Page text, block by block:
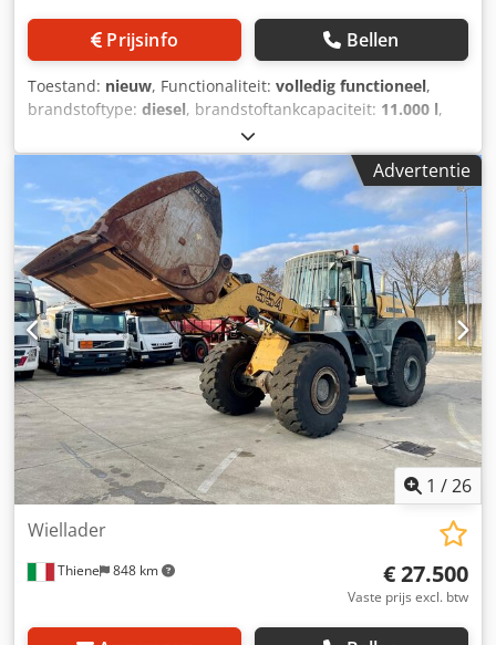
Prijsinfo Bellen
Toestand: nieuw, Functionaliteit: volledig functioneel,
brandstoftype: diesel, brandstoftankcapaciteit: 11.000 l,
4.900 kg
Bouwjaar:2025, machine-/voertuignummer:IC120-10FT,
Infracube® IC120-10FT Tankcontainer (for the storage of
Diesel fuel) Dcjdext Itpepfx Aflok - Capacity 11000 liter -
dimensions (mm) 2991 x 2438 x 2896 - twistlock on upper-
and bottumcorners - Pumpcabinet with rolling door - 70
liter per minute pump capacity 230 Volt - 8 meters of hose
on hosereel with automatic nozzle
Advertentie
1 /26
Thiene 848 km
Wiellader
€ 27.500
Vaste prijs excl. btw